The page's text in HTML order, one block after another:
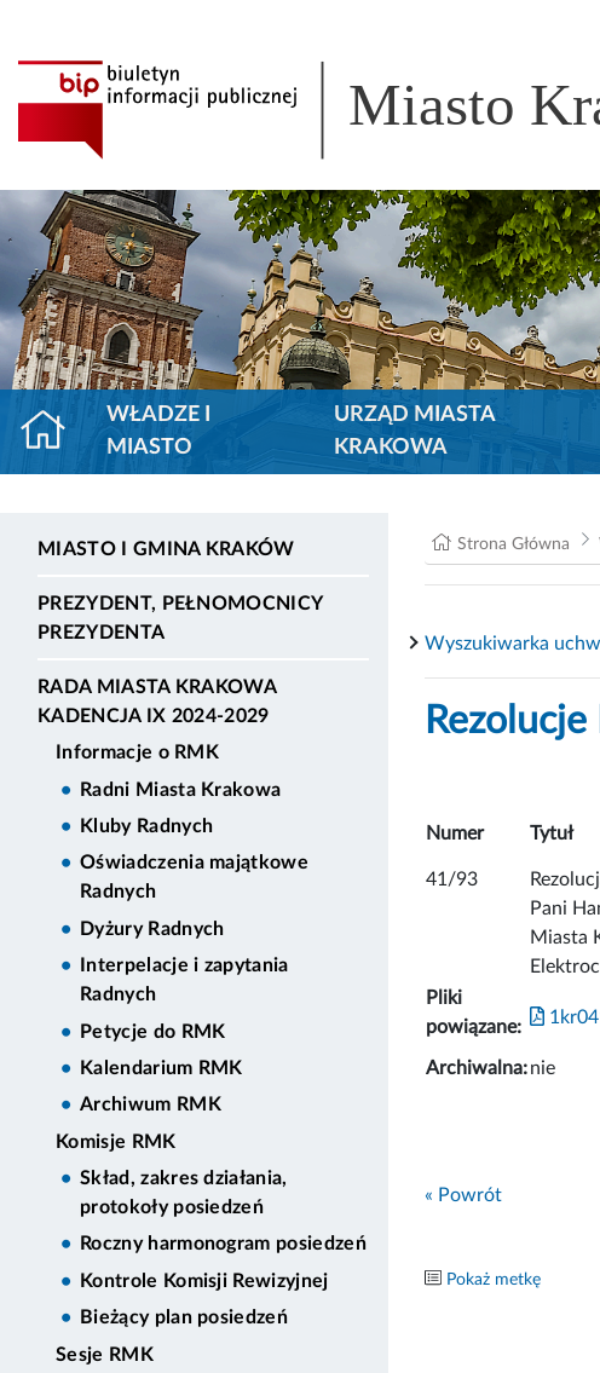
Miasto
WŁADZE I
MIASTO
URZĄD MIASTA
KRAKOWA
MIASTO I GMINA KRAKÓW
PREZYDENT, PEŁNOMOCNICY
PREZYDENTA
RADA MIASTA KRAKOWA
KADENCJA IX 2024-2029
Informacje o RMK
Radni Miasta Krakowa
Kluby Radnych
Oświadczenia majątkowe
Radnych
Dyżury Radnych
Interpelacje i zapytania
Radnych
Petycje do RMK
Kalendarium RMK
Archiwum RMK
Komisje RMK
Skład, zakres działania,
protokoły posiedzeń
Roczny harmonogram posiedzeń
Kontrole Komisji Rewizyjnej
Bieżący plan posiedzeń
Sesje RMK
Strona Główna
Wyszukiwarka
Numer Tytuł
41/93
Pani
Miasta
Pliki
powiązane:
Archiwalna:nie
« Powrót
Pokaż metkę